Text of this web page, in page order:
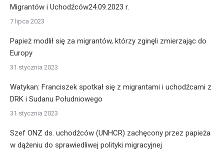
Migrantów i Uchodźców24.09.2023 r.
7 lipca 2023
Papież modlił się za migrantów, którzy zginęli zmierzając do
Europy
31 stycznia 2023
Watykan: Franciszek spotkał się z migrantami i uchodźcami z
DRK i Sudanu Południowego
31 stycznia 2023
Szef ONZ ds. uchodźców (UNHCR) zachęcony przez papieża
w dążeniu do sprawiedliwej polityki migracyjnej